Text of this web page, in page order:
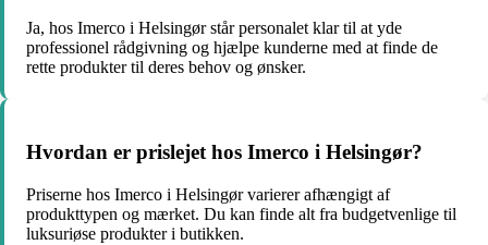
Ja, hos Imerco i Helsingør står personalet klar til at yde
professionel rådgivning og hjælpe kunderne med at finde de
rette produkter til deres behov og ønsker.
Hvordan er prislejet hos Imerco i Helsingør?
Priserne hos Imerco i Helsingør varierer afhængigt af
produkttypen og mærket. Du kan finde alt fra budgetvenlige til
luksuriøse produkter i butikken.